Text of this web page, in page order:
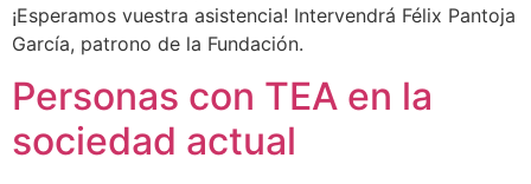
¡Esperamos vuestra asistencia! Intervendrá Félix Pantoja
García, patrono de la Fundación.
Personas con TEA en la
sociedad actual